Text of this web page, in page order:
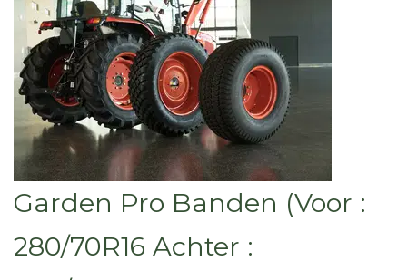
Garden Pro Banden (Voor :
280/70R16 Achter :